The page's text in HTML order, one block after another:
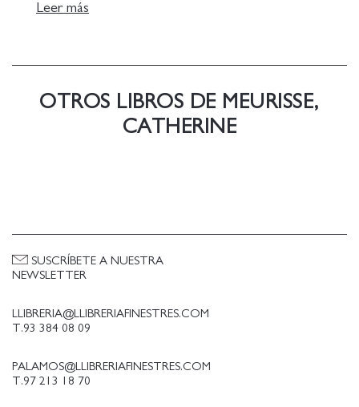
x02026; i és autora de llibres infantils. Va
l& x02019;atemptat de Charlie Hebdo.
Leer más
OTROS LIBROS DE MEURISSE,
CATHERINE
LLIBRERIA@LLIBRERIAFINESTRES.COM
T.93 384 08 09
PALAMOS@LLIBRERIAFINESTRES.COM
T.97 213 18 70
SUSCRÍBETE A NUESTRA
NEWSLETTER